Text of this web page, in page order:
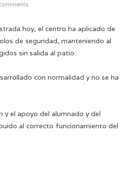
hoy, el centro ha aplicado de
de seguridad, manteniendo al
sin salida al patio.
con normalidad y no se ha
y el apoyo del alumnado y del
al correcto funcionamiento del